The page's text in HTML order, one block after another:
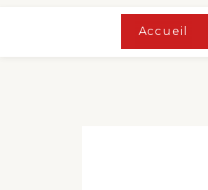
Accueil